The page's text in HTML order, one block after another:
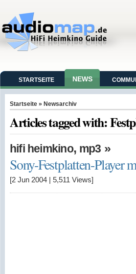
STARTSEITE NEWS
Startseite » Newsarchiv
Articles tagged with:
hifi heimkino, mp3 »
Sony-Festplatten-Player
[2 Jun 2004 5,511 Views]